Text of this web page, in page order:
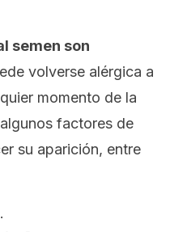
semen son
volverse alérgica a
momento de la
factores de
su aparición, entre